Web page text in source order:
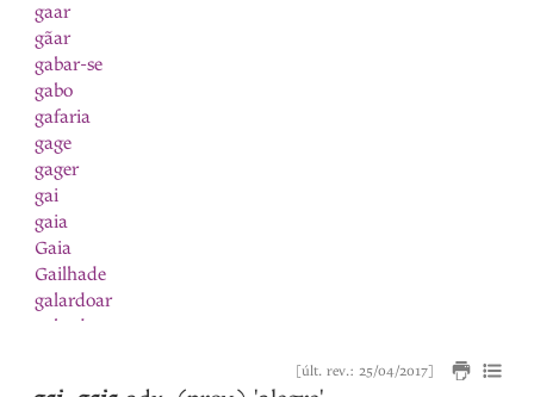
gaar
gãar
gabar-se
gabo
gafaria
gage
gager
gai
gaia
Gaia
Gailhade
galardoar
galardon
[últ. rev.: 25/04/2017]